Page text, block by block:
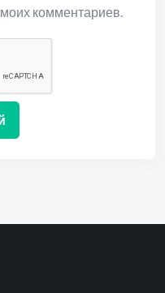
комментариев.